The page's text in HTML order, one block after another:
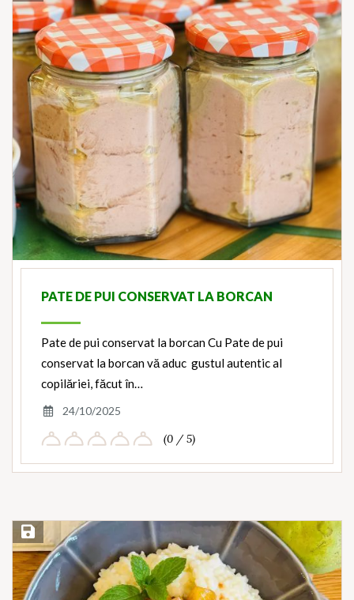
PATE DE PUI CONSERVAT LA BORCAN
Pate de pui conservat la borcan Cu Pate de pui
conservat la borcan vă aduc gustul autentic al
copilăriei, făcut în…
24/10/2025
(0 / 5)
Save Recipe